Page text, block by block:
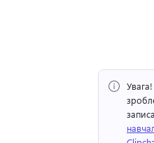
Увага!